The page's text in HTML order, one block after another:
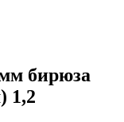
бирюза
1,2